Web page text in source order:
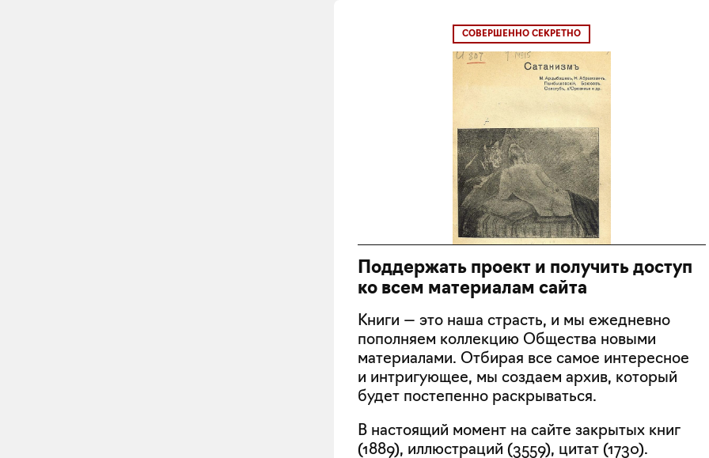
СОВЕРШЕННО СЕКРЕТНО
Поддержать проект и получить доступ
ко всем материалам сайта
Книги — это наша страсть, и мы ежедневно
пополняем коллекцию Общества новыми
материалами. Отбирая все самое интересное
и интригующее, мы создаем архив, который
будет постепенно раскрываться.
В настоящий момент на сайте закрытых книг
(1889), иллюстраций (3559), цитат (1730).